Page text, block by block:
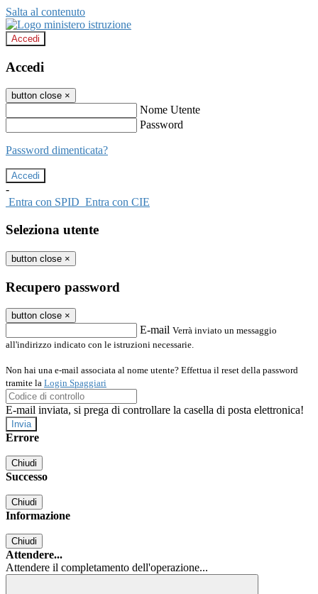
Salta al contenuto
Accedi
Accedi
button close ×
Nome Utente
Password
Password dimenticata?
-
Entra con SPID Entra con CIE
Seleziona utente
button close ×
Recupero password
button close ×
E-mail Verrà inviato un messaggio
all'indirizzo indicato con le istruzioni necessarie.
Non hai una e-mail associata al nome utente? Effettua il reset della password
tramite la Login Spaggiari
E-mail inviata, si prega di controllare la casella di posta elettronica!
Errore
Chiudi
Successo
Chiudi
Informazione
Chiudi
Attendere...
Attendere il completamento dell'operazione...